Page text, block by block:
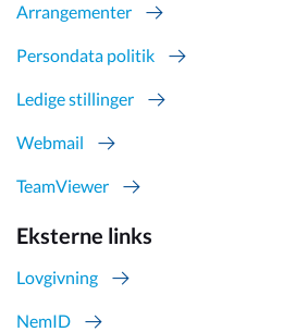
Arrangementer
Persondata politik
Ledige stillinger
Webmail
TeamViewer
Eksterne links
Lovgivning
NemID